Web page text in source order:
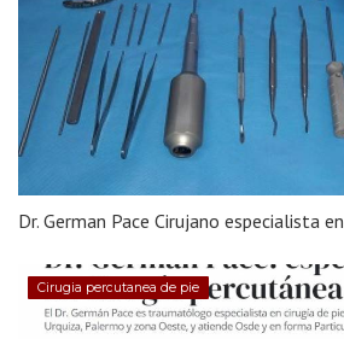
Dr. German Pace Cirujano especialista
Cirugia percutanea de pie